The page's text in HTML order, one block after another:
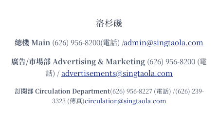
洛杉磯
總機Main (626) 956-8200(電話) /admin@singtaola.com
廣告/市場部Advertising & Marketing (626) 956-8200 (電
話) /advertisements@singtaola.com
訂閱部 Circulation Department(626) 956-8227 (電話) /(626) 239-
3323 (傳真)circulation@singtaola.com